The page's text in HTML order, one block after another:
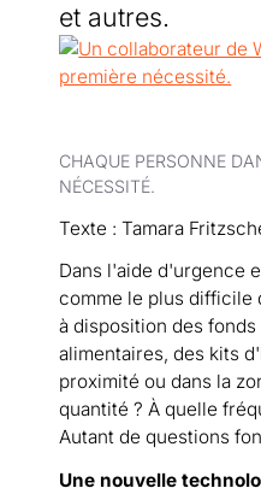
et autres.
CHAQUE PERSONNE
NÉCESSITÉ.
Texte : Tamara
Dans l'aide d'urgence
comme le plus difficile
à disposition des
alimentaires, des kits
proximité ou dans la
quantité ? À quelle
Autant de questions
Une nouvelle